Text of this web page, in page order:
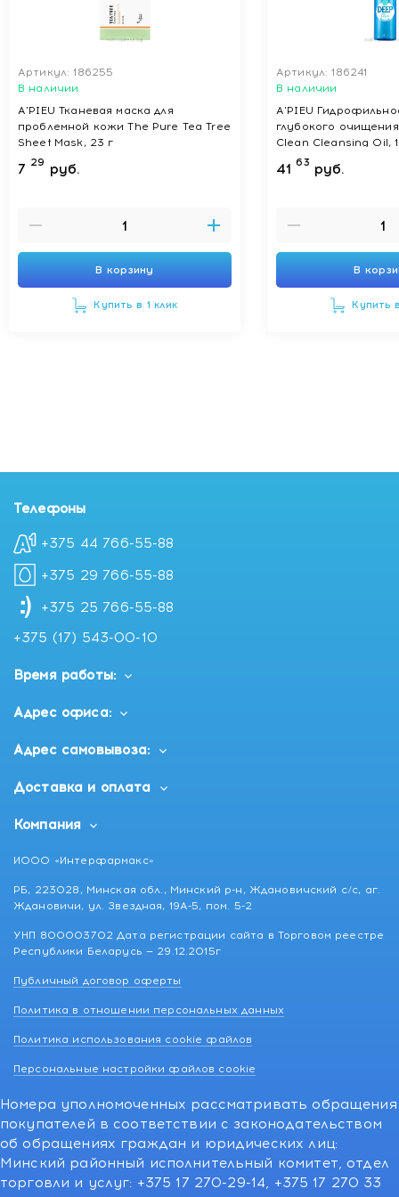
Артикул: 186255
В наличии
A'PIEU Тканевая маска для
проблемной кожи The Pure Tea Tree
Sheet Mask, 23 г
7 29 руб.
В корзину
Купить в 1 клик
Артикул: 186241
В наличии
A'PIEU
глубокого
Clean Cleansing Oil,
41 63 руб.
В
Купить
Телефоны
+375 44 766-55-88
+375 29 766-55-88
+375 25 766-55-88
+375 (17) 543-00-10
Время работы:
Адрес офиса:
Адрес самовывоза:
Доставка и оплата
Компания
ИООО «Интерфармакс»
РБ, 223028, Минская обл., Минский р-н, Ждановичский с/с, аг.
Ждановичи, ул. Звездная, 19А-5, пом. 5-2
УНП 800003702 Дата регистрации сайта в Торговом реестре
Республики Беларусь — 29.12.2015г
Публичный договор оферты
Политика в отношении персональных данных
Политика использования cookie файлов
Персональные настройки файлов cookie
Номера уполномоченных рассматривать обращения
покупателей в соответствии с законодательством
об обращениях граждан и юридических лиц:
Минский районный исполнительный комитет, отдел
торговли и услуг: +375 17 270-29-14, +375 17 270 33